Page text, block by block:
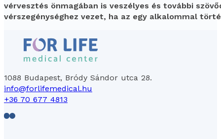
vérvesztés önmagában is veszélyes és további
vérszegénységhez vezet, ha az egy alkalommal
1088 Budapest, Bródy Sándor utca 28.
info@forlifemedical.hu
+36 70 677 4813
Follow us on Facebook
Follow us on LinkedIn